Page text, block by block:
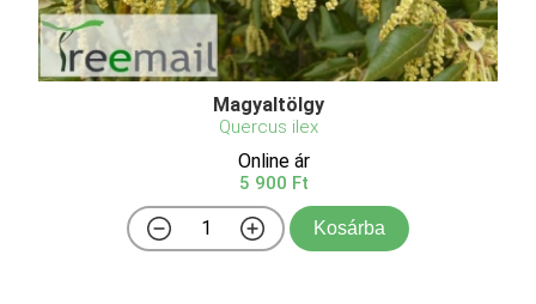
Magyaltölgy
Quercus ilex
Online ár
5 900 Ft
Kosárba